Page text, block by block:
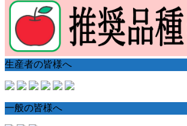
生産者の皆様へ
一般の皆様へ